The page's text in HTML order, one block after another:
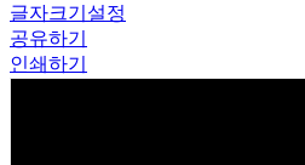
글자크기설정
공유하기
인쇄하기